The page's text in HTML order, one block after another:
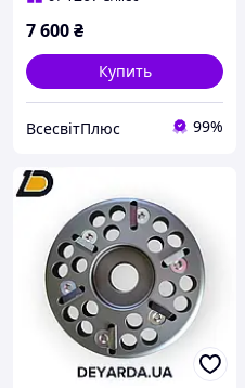
7 600₴
Купить
ВсесвітПлюс 99%